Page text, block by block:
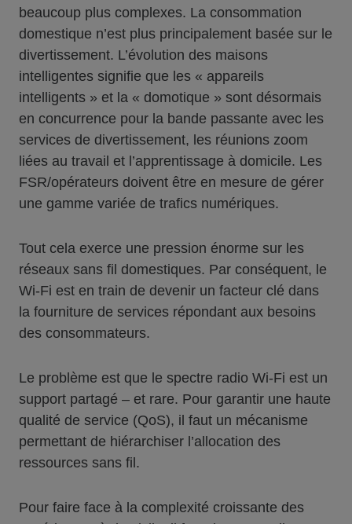
beaucoup plus complexes. La consommation
domestique n’est plus principalement basée sur le
divertissement. L’évolution des maisons
intelligentes signifie que les « appareils
intelligents » et la « domotique » sont désormais
en concurrence pour la bande passante avec les
services de divertissement, les réunions zoom
liées au travail et l’apprentissage à domicile. Les
FSR/opérateurs doivent être en mesure de gérer
une gamme variée de trafics numériques.
Tout cela exerce une pression énorme sur les
réseaux sans fil domestiques. Par conséquent, le
Wi-Fi est en train de devenir un facteur clé dans
la fourniture de services répondant aux besoins
des consommateurs.
Le problème est que le spectre radio Wi-Fi est un
support partagé – et rare. Pour garantir une haute
qualité de service (QoS), il faut un mécanisme
permettant de hiérarchiser l’allocation des
ressources sans fil.
Pour faire face à la complexité croissante des